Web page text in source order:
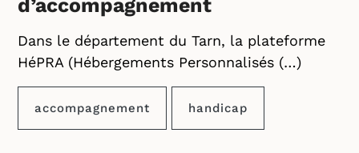
d’accompagnement
Dans le département du Tarn, la plateforme
HéPRA (Hébergements Personnalisés (…)
accompagnement handicap